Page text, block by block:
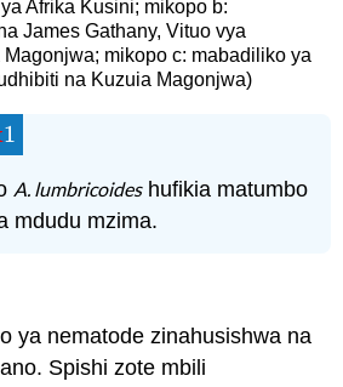
Afrika Kusini; mikopo b:
James Gathany, Vituo vya
mikopo c: mabadiliko ya
na Kuzuia Magonjwa)
1
1
A. lumbricoideshufikia matumbo
mdudu mzima.
ya nematode zinahusishwa na
Spishi zote mbili